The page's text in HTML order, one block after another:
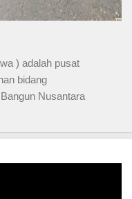
) adalah pusat
bidang
Nusantara